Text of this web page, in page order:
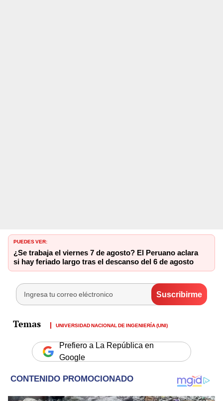
PUEDES VER:
¿Se trabaja el viernes 7 de agosto? El Peruano aclara
si hay feriado largo tras el descanso del 6 de agosto
UNIVERSIDAD NACIONAL DE INGENIERÍA (UNI)
Prefiero a La República en
Google